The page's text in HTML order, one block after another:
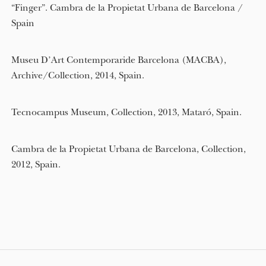
“Finger”. Cambra de la Propietat Urbana de Barcelona /
Spain
Museu D’Art Contemporaride Barcelona (MACBA),
Archive/Collection, 2014, Spain.
Tecnocampus Museum, Collection, 2013, Mataró, Spain.
Cambra de la Propietat Urbana de Barcelona, Collection,
2012, Spain.